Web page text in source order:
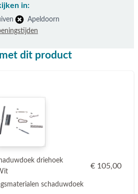
in:
Apeldoorn
dit product
driehoek
€ 105,00
schaduwdoek